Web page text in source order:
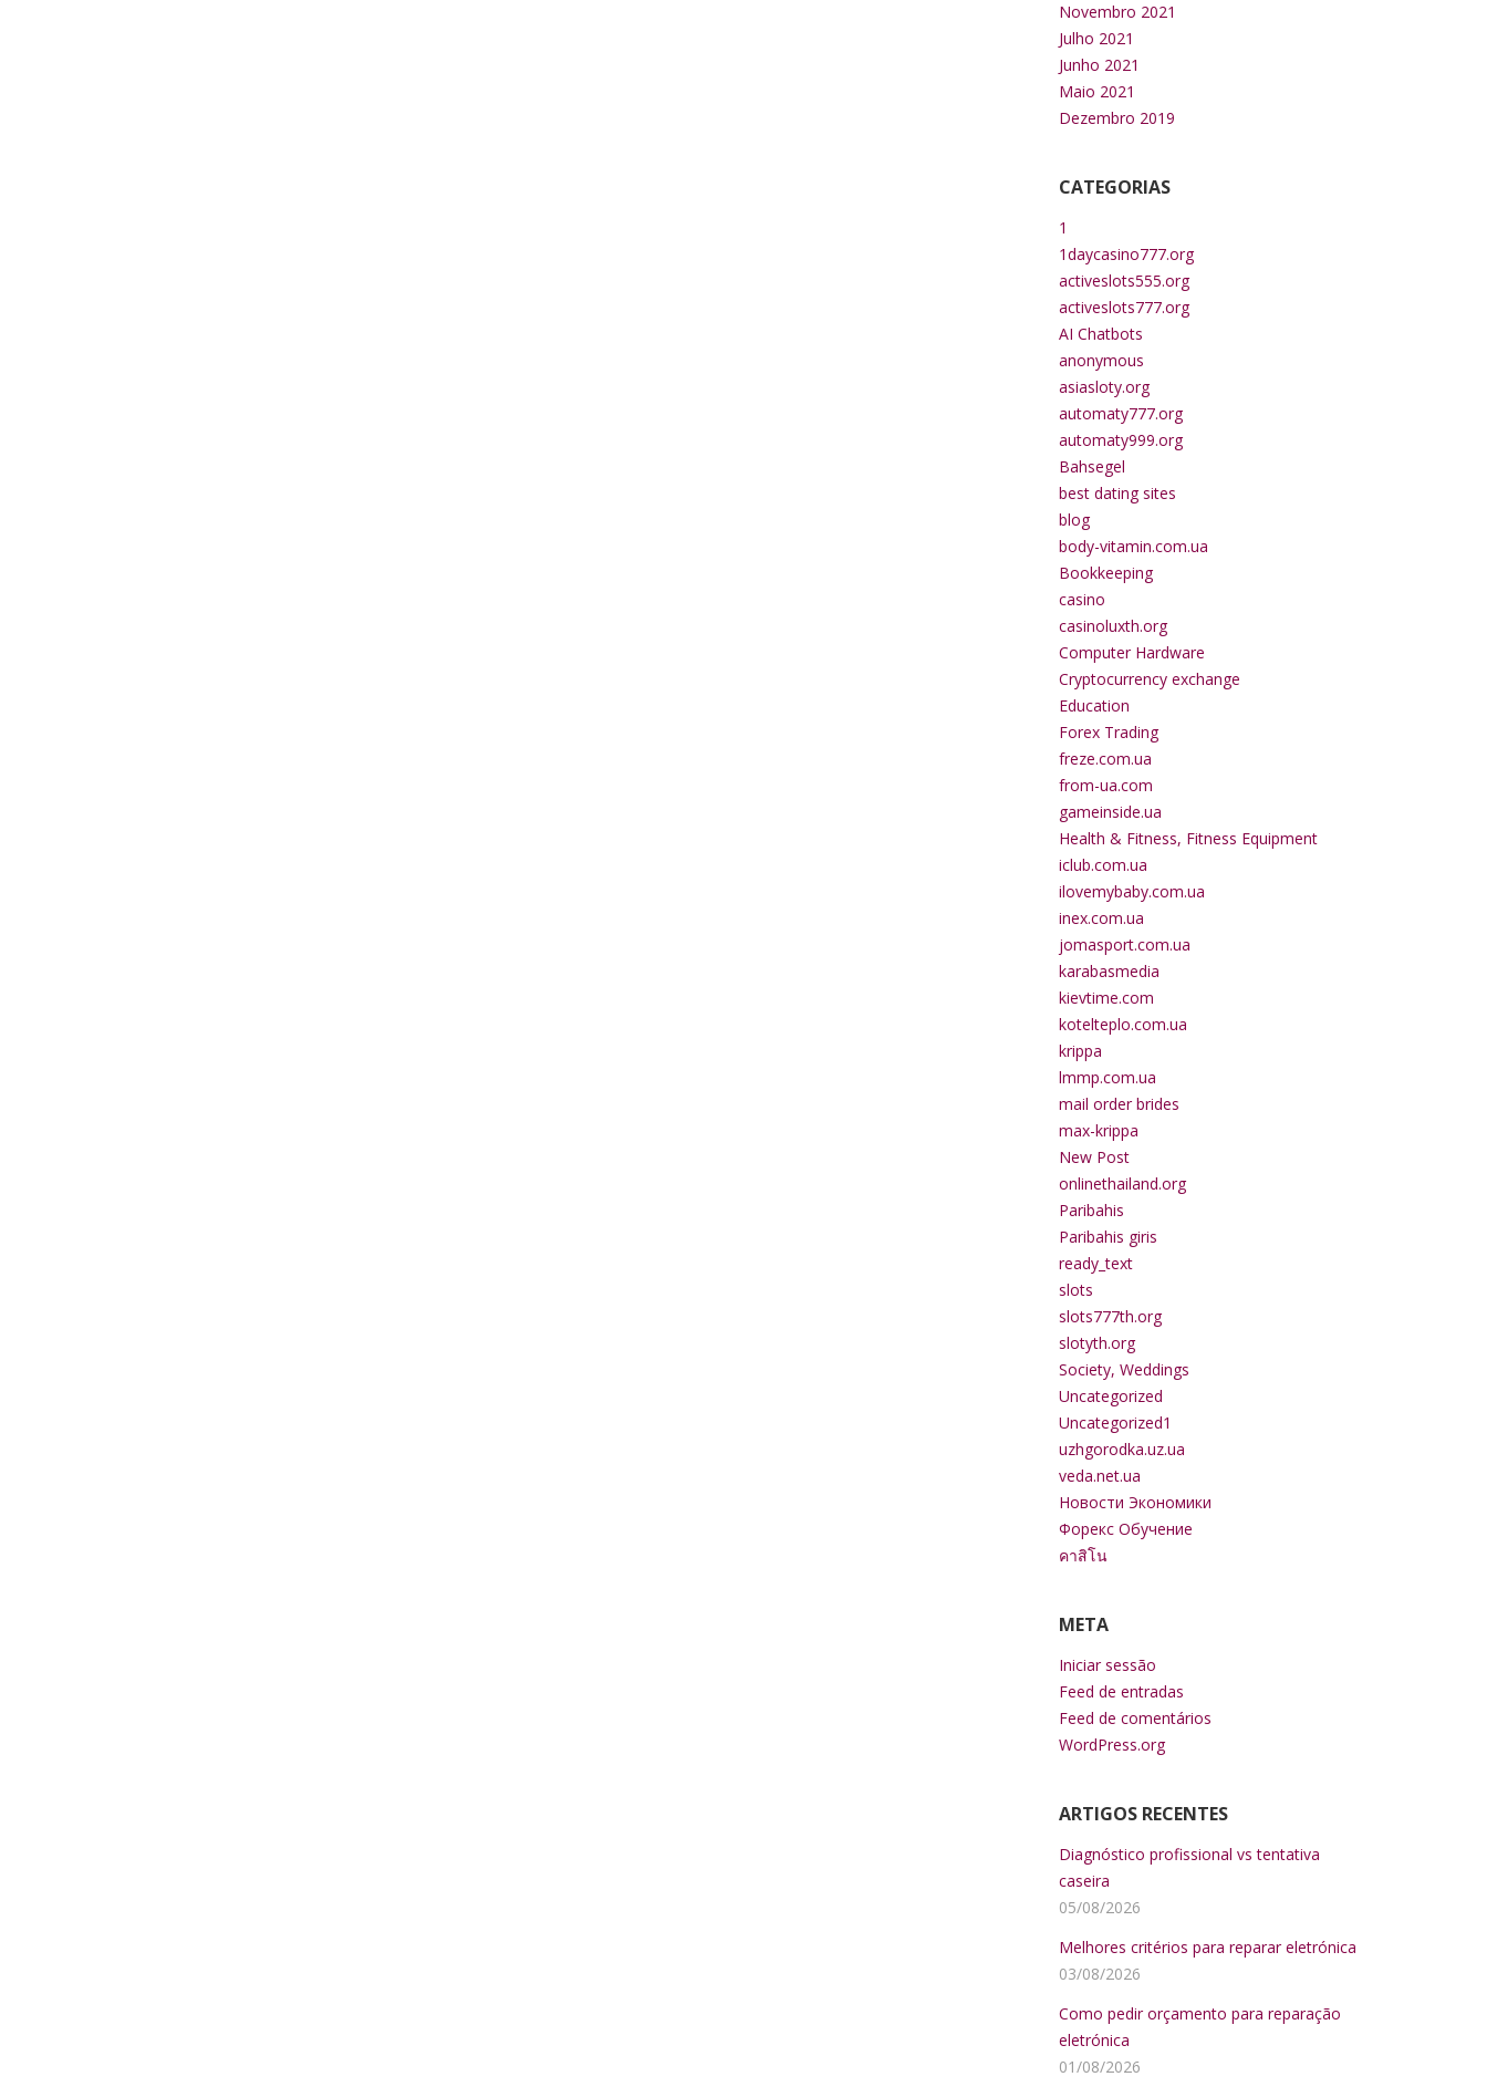
Novembro 2021
Julho 2021
Junho 2021
Maio 2021
Dezembro 2019
CATEGORIAS
1
1daycasino777.org
activeslots555.org
activeslots777.org
AI Chatbots
anonymous
asiasloty.org
automaty777.org
automaty999.org
Bahsegel
best dating sites
blog
body-vitamin.com.ua
Bookkeeping
casino
casinoluxth.org
Computer Hardware
Cryptocurrency exchange
Education
Forex Trading
freze.com.ua
from-ua.com
gameinside.ua
Health & Fitness, Fitness Equipment
iclub.com.ua
ilovemybaby.com.ua
inex.com.ua
jomasport.com.ua
karabasmedia
kievtime.com
kotelteplo.com.ua
krippa
lmmp.com.ua
mail order brides
max-krippa
New Post
onlinethailand.org
Paribahis
Paribahis giris
ready_text
slots
slots777th.org
slotyth.org
Society, Weddings
Uncategorized
Uncategorized1
uzhgorodka.uz.ua
veda.net.ua
Новости Экономики
Форекс Обучение
คาสิโน
META
Iniciar sessão
Feed de entradas
Feed de comentários
WordPress.org
ARTIGOS RECENTES
Diagnóstico profissional vs tentativa
caseira
05/08/2026
Melhores critérios para reparar eletrónica
03/08/2026
Como pedir orçamento para reparação
eletrónica
01/08/2026